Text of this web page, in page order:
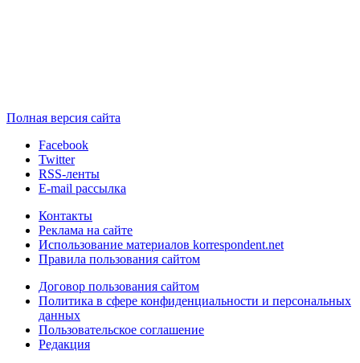
Полная версия сайта
Facebook
Twitter
RSS-ленты
E-mail рассылка
Контакты
Реклама на сайте
Использование материалов korrespondent.net
Правила пользования сайтом
Договор пользования сайтом
Политика в сфере конфиденциальности и персональных
данных
Пользовательское соглашение
Редакция